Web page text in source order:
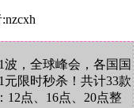
，全球峰会，各国国
限时秒杀！共计33款
12点、16点、20点整